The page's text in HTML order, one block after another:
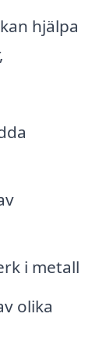
hjälpa
i metall
olika